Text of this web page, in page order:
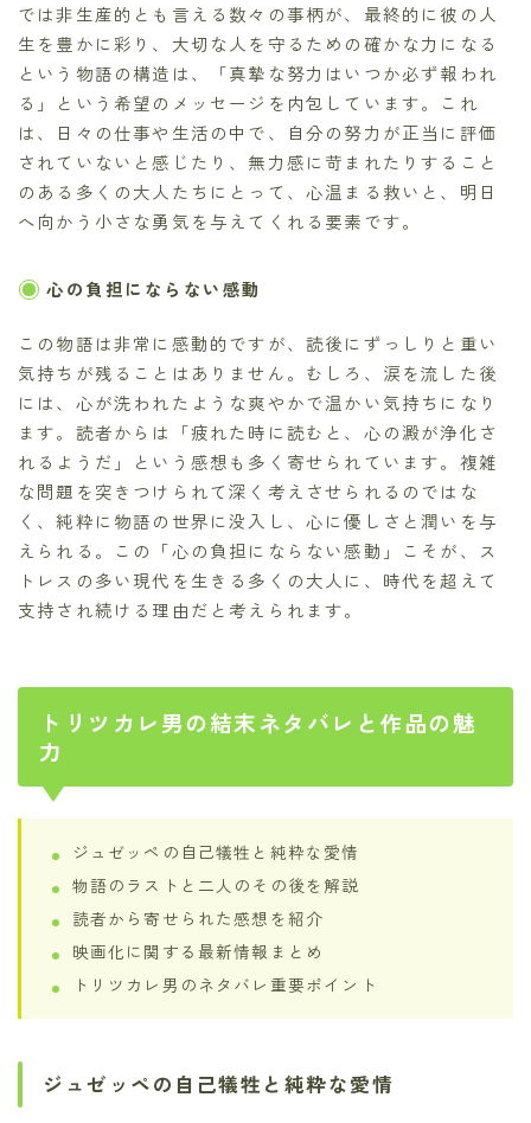
では非生産的とも言える数々の事柄が、最終的に彼の人
生を豊かに彩り、大切な人を守るための確かな力になる
という物語の構造は、「真摯な努力はいつか必ず報われ
る」という希望のメッセージを内包しています。これ
は、日々の仕事や生活の中で、自分の努力が正当に評価
されていないと感じたり、無力感に苛まれたりすること
のある多くの大人たちにとって、心温まる救いと、明日
へ向かう小さな勇気を与えてくれる要素です。
心の負担にならない感動
この物語は非常に感動的ですが、読後にずっしりと重い
気持ちが残ることはありません。むしろ、涙を流した後
には、心が洗われたような爽やかで温かい気持ちになり
ます。読者からは「疲れた時に読むと、心の澱が浄化さ
れるようだ」という感想も多く寄せられています。複雑
な問題を突きつけられて深く考えさせられるのではな
く、純粋に物語の世界に没入し、心に優しさと潤いを与
えられる。この「心の負担にならない感動」こそが、ス
トレスの多い現代を生きる多くの大人に、時代を超えて
支持され続ける理由だと考えられます。
トリツカレ男の結末ネタバレと作品の魅
力
ジュゼッペの自己犠牲と純粋な愛情
物語のラストと二人のその後を解説
読者から寄せられた感想を紹介
映画化に関する最新情報まとめ
トリツカレ男のネタバレ重要ポイント
ジュゼッペの自己犠牲と純粋な愛情